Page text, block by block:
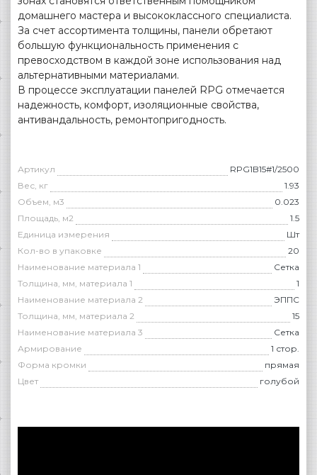
домашнего мастера и высококлассного специалиста.
За счет ассортимента толщины, панели обретают
большую функциональность применения с
превосходством в каждой зоне использования над
альтернативными материалами.
В процессе эксплуатации панелей RPG отмечается
надежность, комфорт, изоляционные свойства,
антивандальность, ремонтопригодность.
Артикул
RPG1B15#1/2500
Вес, кг
1.93
Объем, м3
0.023
Площадь, м2
1.5
Единица измерения
Шт
Кол-во в упаковке
20
Наименование материала 1
Сетка
Толщина, мм, материала 1
1
Наименование материала 2
ЭППС
Толщина, мм, материала 2
15
Наименование материала 3
Сетка
Армирование
1 стор.
Форма кромки
прямая
Цвет
голубой